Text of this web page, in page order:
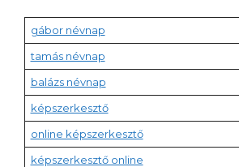
gábor névnap
tamás névnap
balázs névnap
képszerkesztő
online képszerkesztő
képszerkesztő online